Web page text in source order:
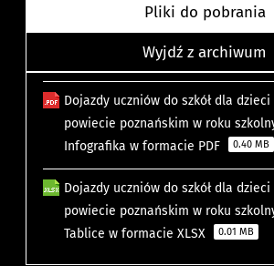
Pliki do pobrania
Wyjdź z archiwum
Dojazdy uczniów do szkół dla dzieci
powiecie poznańskim w roku
Infografika w formacie PDF
0.40 MB
Dojazdy uczniów do szkół dla dzieci
powiecie poznańskim w roku
Tablice w formacie XLSX
0.01 MB